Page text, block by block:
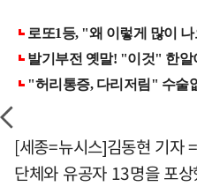
[세종=뉴시스]김동현 기자
단체와 유공자 13명을 포